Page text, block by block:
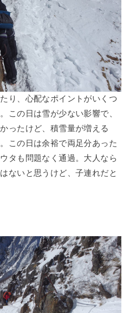
り、心配なポイントがいくつ
この日は雪が少ない影響で、
ったけど、積雪量が増える
この日は余裕で両足分あった
タも問題なく通過。大人なら
ないと思うけど、子連れだと